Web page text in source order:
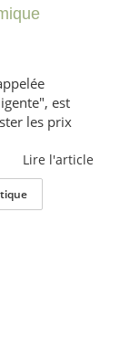
est
les prix
Lire l'article